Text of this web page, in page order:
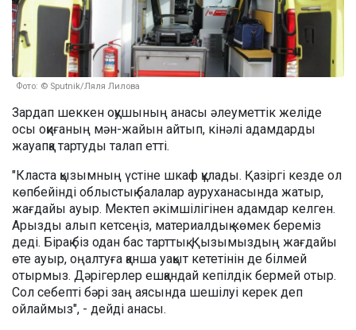
Фото: © Sputnik/Ляля Лилова
Зардап шеккен оқушының анасы әлеуметтік желіде
осы оқиғаның мән-жайын айтып, кінәлі адамдарды
жауапқа тартуды талап етті.
"Класта қызымның үстіне шкаф құлады. Қазіргі кезде ол
көпбейінді облыстық балалар ауруханасында жатыр,
жағдайы ауыр. Мектеп әкімшілігінен адамдар келген.
Арызды алып кетсеңіз, материалдық көмек береміз
деді. Бірақ біз одан бас тарттық. Қызымыздың жағдайы
өте ауыр, оңалтуға қанша уақыт кететінін де білмей
отырмыз. Дәрігерлер ешқандай кепілдік бермей отыр.
Сол себепті бәрі заң аясында шешілуі керек деп
ойлаймыз", - дейді анасы.